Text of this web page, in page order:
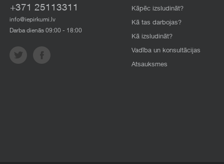
+371 25113311
info@iepirkumi.lv
Darba dienās 09:00 - 18:00
Kāpēc izsludināt?
Kā tas darbojas?
Kā izsludināt?
Vadība un konsultācijas
Atsauksmes